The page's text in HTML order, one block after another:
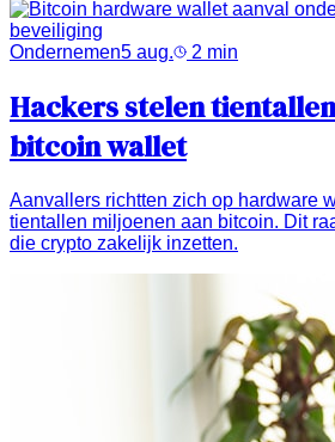
Ondernemen5 aug. 2 min
Hackers stelen
bitcoin wallet
Aanvallers richtten zich op hardware
tientallen miljoenen aan bitcoin. Dit
die crypto zakelijk inzetten.